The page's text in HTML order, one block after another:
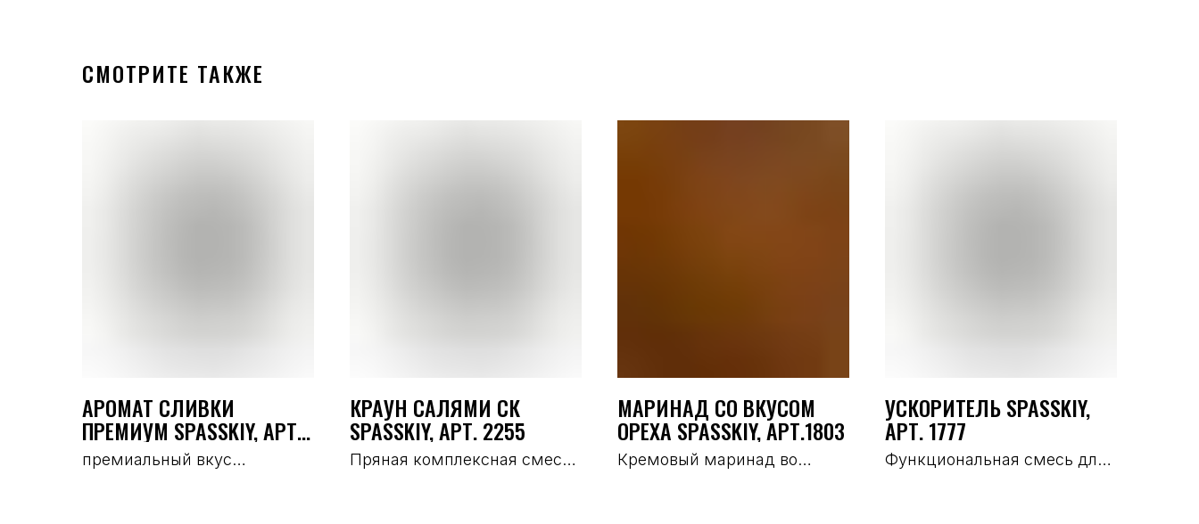
СМОТРИТЕ ТАКЖЕ
АРОМАТ СЛИВКИ
ПРЕМИУМ SPASSKIY, АРТ.
2473
премиальный вкус
КРАУН САЛЯМИ СК
SPASSKIY, АРТ. 2255
Пряная комплексная смесь
МАРИНАД СО ВКУСОМ
ОРЕХА SPASSKIY, АРТ.1803
Кремовый маринад во
УСКОРИТЕЛЬ SPASSKIY,
АРТ. 1777
Функциональная смесь для